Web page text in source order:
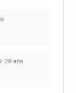
29 ans